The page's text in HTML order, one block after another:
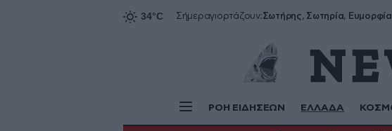
Σήμεραγιορτάζουν:
ΡΟΗ ΕΙΔΗΣΕΩΝ ΕΛΛΑΔΑ